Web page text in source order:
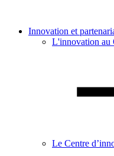
Innovation et
L'innovation
Le Centre